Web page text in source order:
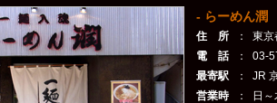
- らーめん潤
住 所 ：
東京
電 話
：
03-
最寄駅
：
JR
営業時
：
日